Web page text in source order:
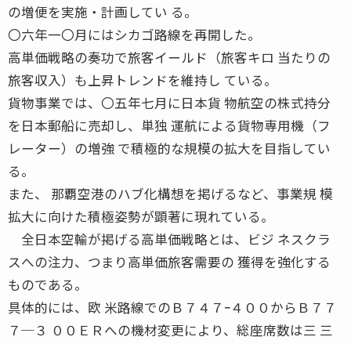
の増便を実施・計画してい る。
〇六年一〇月にはシカゴ路線を再開した。
高単価戦略の奏功で旅客イールド（旅客キロ 当たりの
旅客収入）も上昇トレンドを維持し ている。
貨物事業では、〇五年七月に日本貨 物航空の株式持分
を日本郵船に売却し、単独 運航による貨物専用機（フ
レーター）の増強 で積極的な規模の拡大を目指してい
る。
また、 那覇空港のハブ化構想を掲げるなど、事業規 模
拡大に向けた積極姿勢が顕著に現れている。
全日本空輸が掲げる高単価戦略とは、ビジ ネスクラ
スへの注力、つまり高単価旅客需要の 獲得を強化する
ものである。
具体的には、欧 米路線でのＢ７４７ｰ４００からＢ７７
７─３ ００ＥＲへの機材変更により、総座席数は三 三